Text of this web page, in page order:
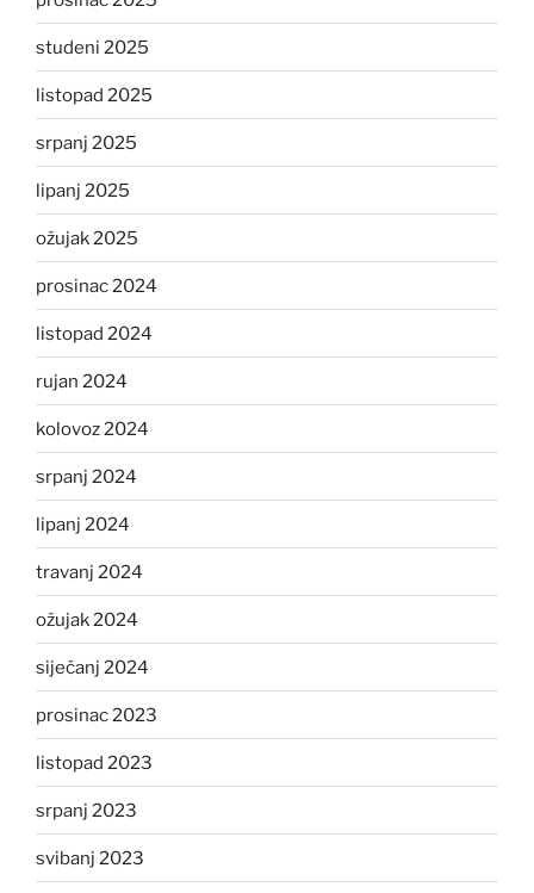
studeni 2025
listopad 2025
srpanj 2025
lipanj 2025
ožujak 2025
prosinac 2024
listopad 2024
rujan 2024
kolovoz 2024
srpanj 2024
lipanj 2024
travanj 2024
ožujak 2024
siječanj 2024
prosinac 2023
listopad 2023
srpanj 2023
svibanj 2023